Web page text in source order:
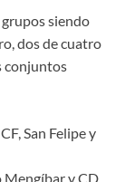
siendo
dos de cuatro
conjuntos
San Felipe y
Mengíbar y CD